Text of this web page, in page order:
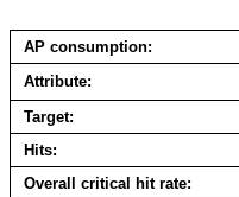
AP consumption
Attribute
Target
Hits
Overall critical hit rate